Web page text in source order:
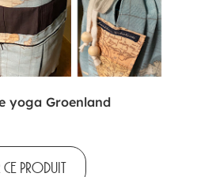
yoga Groenland
PRODUIT